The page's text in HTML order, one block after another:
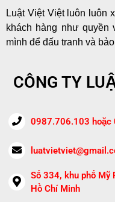
Luật Việt Việt luôn luôn
khách hàng như
mình để đấu tranh và
CÔNG TY
0987.706.103 hoặc
Số 334, khu phố
Hồ Chí Minh